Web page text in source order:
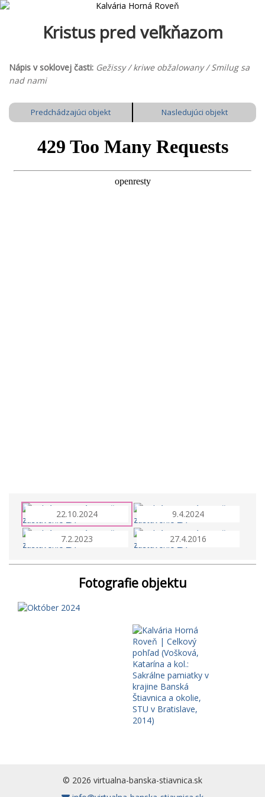
Kristus pred veľkňazom
Nápis v soklovej časti: Gežissy / kriwe obžalowany / Smilug sa
nad nami
Predchádzajúci objekt Nasledujúci objekt
22.10.2024 9.4.2024
7.2.2023 27.4.2016
Fotografie objektu
© 2026 virtualna-banska-stiavnica.sk